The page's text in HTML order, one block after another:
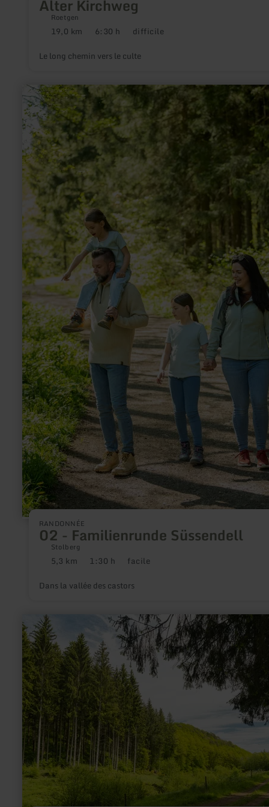
Alter Kirchweg
Roetgen
Distance
19,0 km Durée
6:30 h Difficulté
difficile
Le long chemin vers le culte
RANDONNÉE
02 - Familienrunde Süssendell
Stolberg
Distance
5,3 km Durée
1:30 h Difficulté
facile
Dans la vallée des castors
en
savoir
plus
sur
:
02
Familienrunde
Süssendell
savoir
plus
sur
:
HeimatSpur
Keltenrundweg